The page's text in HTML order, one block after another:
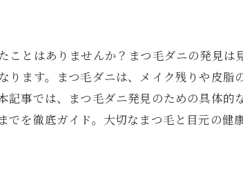
ことはありませんか？まつ毛ダニの発見
ります。まつ毛ダニは、メイク残りや皮
記事では、まつ毛ダニ発見のための具体
でを徹底ガイド。大切なまつ毛と目元の